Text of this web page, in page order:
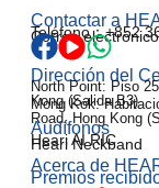
Contactar a
Teléfono：+852
Correo
Dirección del
North Point: Piso
Kong (Salida B3)
Mong Kok:
Road, Hong Kong
Audífonos
Heari AI RIC
Heari Neckband
Acerca de
Premios